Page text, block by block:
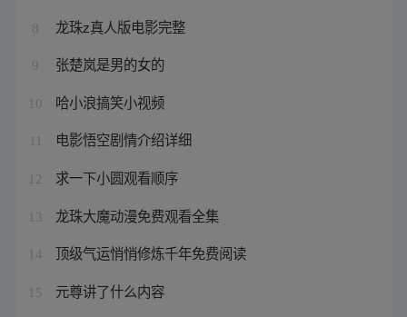
8 龙珠z真人版电影完整
9 张楚岚是男的女的
10 哈小浪搞笑小视频
电影悟空剧情介绍详细
12 求一下小圆观看顺序
13 龙珠大魔动漫免费观看全集
14 顶级气运悄悄修炼千年免费阅读
15 元尊讲了什么内容